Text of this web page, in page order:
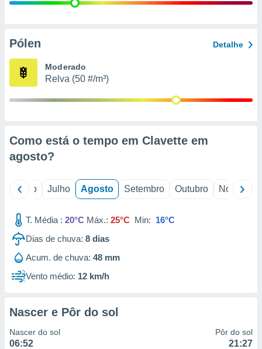
e
de
Pólen Detalhe
Moderado
Relva (50 #/m³)
Como está o tempo em Clavette em
agosto?
Junho Julho Agosto Setembro Outubro Novembro
T. Média : 20°C Máx.: 25°C Min: 16°C
Dias de chuva: 8 dias
Acum. de chuva: 48 mm
Vento médio: 12 km/h
Nascer e Pôr do sol
Nascer do sol
06:52
Pôr do sol
21:27